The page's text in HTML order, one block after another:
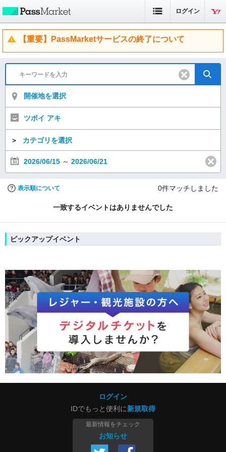
ログイン
【重要】PassMarketサービスの終了について
開催地を選択
ツボイ アキ
＞ カテゴリを選択
2026/06/15 ～ 2026/06/21
表示順について 0件マッチしました
一致するイベントはありませんでした
ピックアップイベント
ログイン
IDでもっと便利に新規取得
最新情報をチェック
お知らせ